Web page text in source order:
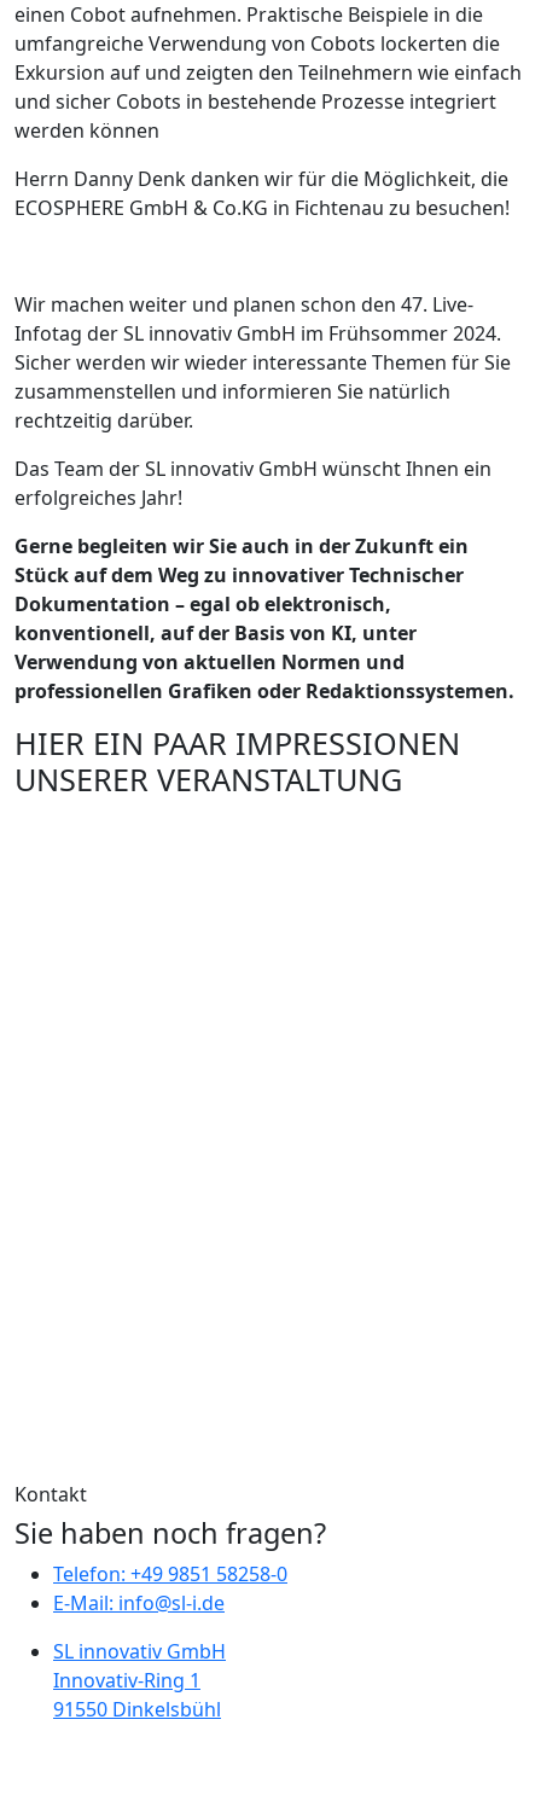
einen Cobot aufnehmen. Praktische Beispiele in die
umfangreiche Verwendung von Cobots lockerten die
Exkursion auf und zeigten den Teilnehmern wie einfach
und sicher Cobots in bestehende Prozesse integriert
werden können
Herrn Danny Denk danken wir für die Möglichkeit, die
ECOSPHERE GmbH & Co.KG in Fichtenau zu besuchen!
Wir machen weiter und planen schon den 47. Live-
Infotag der SL innovativ GmbH im Frühsommer 2024.
Sicher werden wir wieder interessante Themen für Sie
zusammenstellen und informieren Sie natürlich
rechtzeitig darüber.
Das Team der SL innovativ GmbH wünscht Ihnen ein
erfolgreiches Jahr!
Gerne begleiten wir Sie auch in der Zukunft ein
Stück auf dem Weg zu innovativer Technischer
Dokumentation – egal ob elektronisch,
konventionell, auf der Basis von KI, unter
Verwendung von aktuellen Normen und
professionellen Grafiken oder Redaktionssystemen.
HIER EIN PAAR IMPRESSIONEN
UNSERER VERANSTALTUNG
Kontakt
Sie haben noch fragen?
Telefon: +49 9851 58258-0
E-Mail: info@sl-i.de
SL innovativ GmbH
Innovativ-Ring 1
91550 Dinkelsbühl